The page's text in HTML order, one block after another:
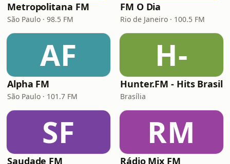
Metropolitana FM
São Paulo · 98.5 FM
FM O Dia
Rio de Janeiro · 100.5 FM
AF
Alpha FM
São Paulo · 101.7 FM
H-
Hunter.FM - Hits Brasil
Brasília
SF
Saudade FM
RM
Rádio Mix FM